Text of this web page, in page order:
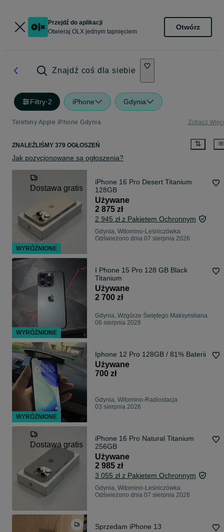
Przejdź do aplikacji
Otwieraj OLX jednym tapnięciem
Otwórz
Znajdź coś dla siebie
Filtry·2 iPhone Gdynia
Telefony Apple iPhone Gdynia Zobacz
ZNALEŹLIŚMY 379 OGŁOSZEŃ
Jak pozycjonowane są ogłoszenia?
Dostawa gratis
iPhone 16 Pro Desert Titanium
128GB
Używane
2 875 zł
2 945 zł z Pakietem Ochronnym
Gdynia, Witomino-Leśniczówka
Odświeżono dnia 07 sierpnia 2026
I Phone 15 Pro 128 GB Black
Titanium
Używane
2 700 zł
Gdynia, Wzgórze Świętego Maksymiliana
06 sierpnia 2026
Iphone 12 Pro 128GB / 81% Baterii
Używane
700 zł
Gdynia, Witomino-Radiostacja
03 sierpnia 2026
Dostawa gratis
iPhone 16 Pro Natural Titanium
256GB
Używane
2 985 zł
3 055 zł z Pakietem Ochronnym
Gdynia, Witomino-Leśniczówka
Odświeżono dnia 07 sierpnia 2026
Sprzedam iPhone 13
WYRÓŻNIONE
WYRÓŻNIONE
WYRÓŻNIONE